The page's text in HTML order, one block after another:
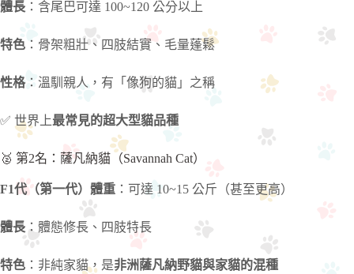
體長 ：含尾巴可達 100~120 公分以上
特色 ：骨架粗壯、四肢結實、毛量蓬鬆
性格：溫馴親人，有「像狗的貓」之稱
✅ 世界上最常見的超大型貓品種
🥈 第2名：薩凡納貓（Savannah Cat）
F1代（第一代）體重 ：可達 10~15 公斤（甚至更高）
體長 ：體態修長、四肢特長
特色 ：非純家貓，是非洲薩凡納野貓與家貓的混種